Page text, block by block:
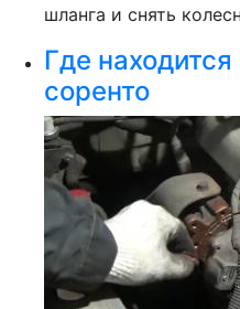
шланга и снять
Где
соренто